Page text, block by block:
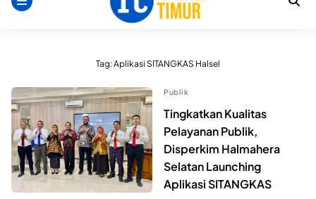
Tag:Aplikasi SITANGKAS Halsel
Publik
Tingkatkan Kualitas
Pelayanan Publik,
Disperkim Halmahera
Selatan Launching
Aplikasi SITANGKAS